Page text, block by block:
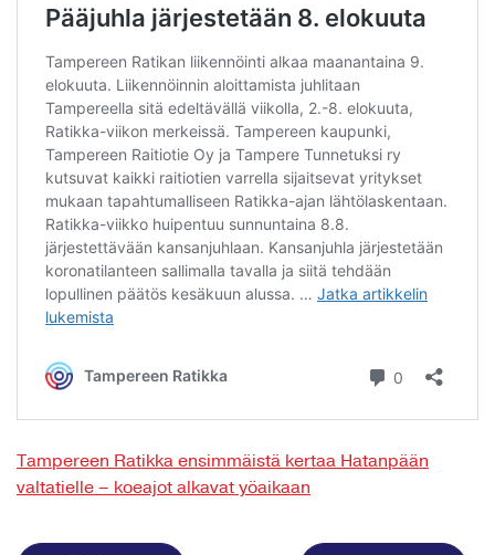
Tampereen Ratikka ensimmäistä kertaa Hatanpään
valtatielle – koeajot alkavat yöaikaan